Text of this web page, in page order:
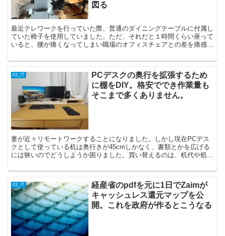
図る
最近テレワークを行っていた際、普通のダイニングテーブルに付属し
ていた椅子を使用していました。ただ、それだと１時間くらい座って
いると、腰が痛くなってしまい職場のオフィスチェアとの差を痛感し
03_IT
PCデスクの奥行を拡張するため
に棚をDIY。格安ででき作業量も
そこまで多くありません。
妻が近々リモートワークすることになりました。しかし現在PCデス
クとして使っている机は奥行きが45cmしかなく、書類とかを広げる
には狭いのでどうしようか困りました。買い替えるのは、机代や処分
03_IT
経産省のpdfを元に1日でZaimが
キャッシュレス還元マップを公
開。これを政府が作るとこうなる